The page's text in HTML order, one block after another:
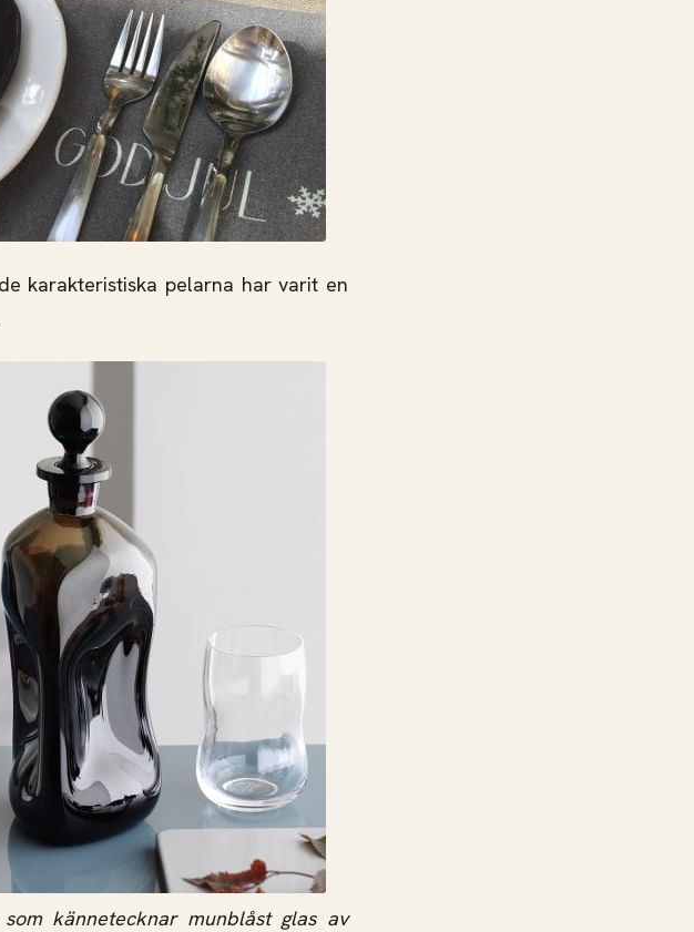
karakteristiska pelarna har varit en
kännetecknar munblåst glas av